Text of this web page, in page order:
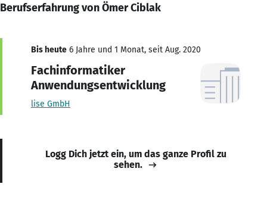
Berufserfahrung von Ömer Ciblak
Bis heute 6 Jahre und 1 Monat, seit Aug. 2020
Fachinformatiker
Anwendungsentwicklung
lise GmbH
Logg Dich jetzt ein, um das ganze Profil zu
sehen.